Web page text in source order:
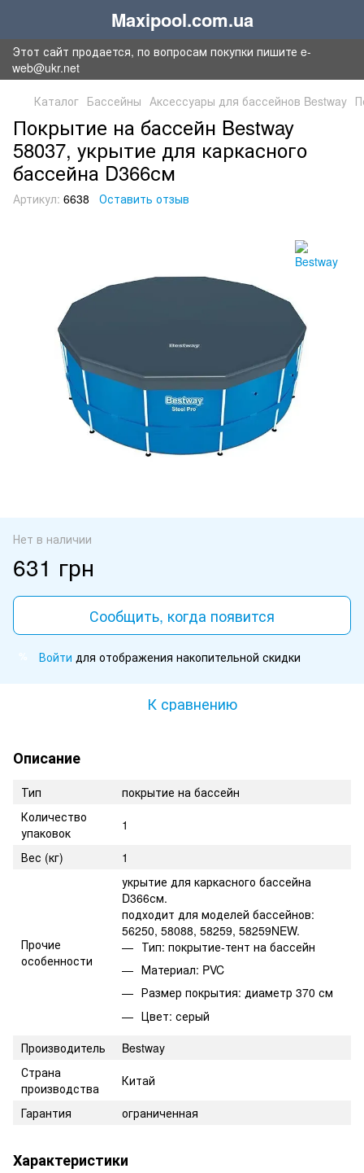
Maxipool.com.ua
Этот сайт продается, по вопросам покупки пишите e-
web@ukr.net
Каталог Бассейны Аксессуары для бассейнов Bestway
Покрытие на бассейн Bestway
58037, укрытие для каркасного
бассейна D366см
Артикул: 6638 Оставить отзыв
Нет в наличии
631 грн
Сообщить, когда появится
Войти для отображения накопительной скидки
К сравнению
Описание
Тип
покрытие на бассейн
Количество
упаковок
1
Вес (кг)
1
Прочие
особенности
укрытие для каркасного бассейна
D366см.
подходит для моделей бассейнов:
56250, 58088, 58259, 58259NEW.
Тип: покрытие-тент на бассейн
Материал: PVC
Размер покрытия: диаметр 370 см
Цвет: серый
Производитель
Bestway
Страна
производства
Китай
Гарантия
ограниченная
Характеристики